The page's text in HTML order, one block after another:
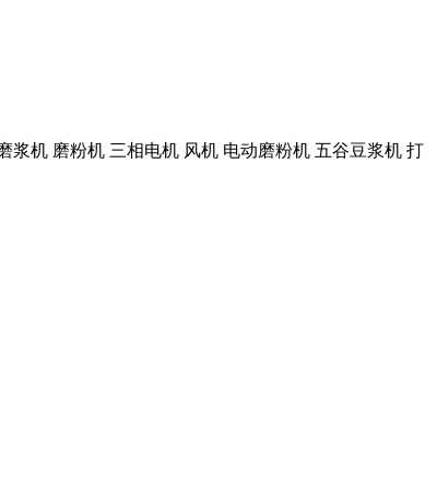
机 磨粉机 三相电机 风机 电动磨粉机 五谷豆浆机 打